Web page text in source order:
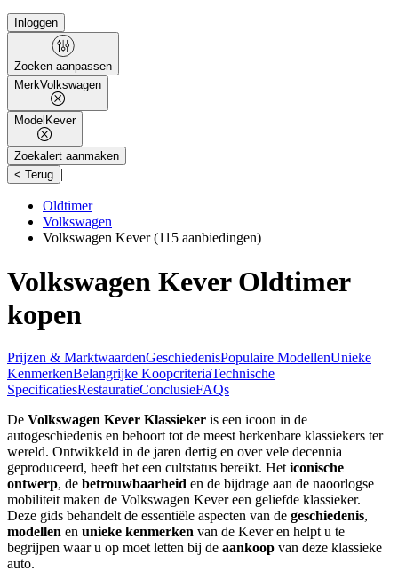
Inloggen
Zoeken aanpassen
MerkVolkswagen
Model Kever
Zoekalert aanmaken
< Terug |
Oldtimer
Volkswagen
Volkswagen Kever(115 aanbiedingen)
Volkswagen Kever Oldtimer
kopen
Prijzen & MarktwaardenGeschiedenisPopulaire ModellenUnieke
KenmerkenBelangrijke KoopcriteriaTechnische
SpecificatiesRestauratieConclusieFAQs
De Volkswagen Kever Klassieker is een icoon in de
autogeschiedenis en behoort tot de meest herkenbare klassiekers ter
wereld. Ontwikkeld in de jaren dertig en over vele decennia
geproduceerd, heeft het een cultstatus bereikt. Het iconische
ontwerp, de betrouwbaarheid en de bijdrage aan de naoorlogse
mobiliteit maken de Volkswagen Kever een geliefde klassieker.
Deze gids behandelt de essentiële aspecten van de geschiedenis,
modellen en unieke kenmerken van de Kever en helpt u te
begrijpen waar u op moet letten bij de aankoop van deze klassieke
auto.